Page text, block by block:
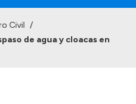
Civil /
de agua y cloacas en